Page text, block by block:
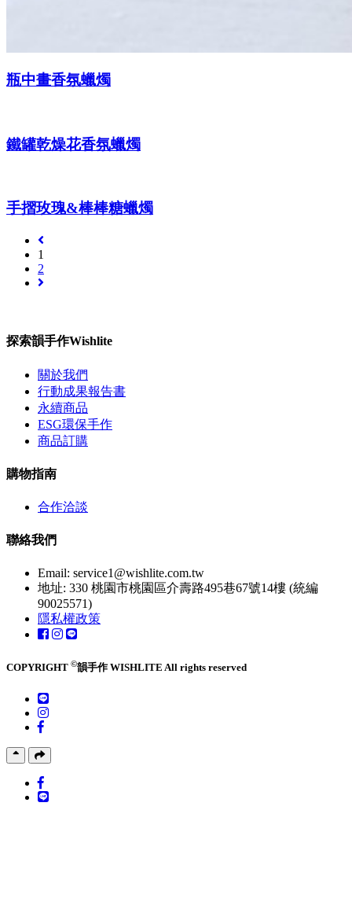
瓶中畫香氛蠟燭
鐵罐乾燥花香氛蠟燭
手摺玫瑰&棒棒糖蠟燭
1
2
探索韻手作Wishlite
關於我們
行動成果報告書
永續商品
ESG環保手作
商品訂購
購物指南
合作洽談
聯絡我們
Email: service1@wishlite.com.tw
地址: 330 桃園市桃園區介壽路495巷67號14樓 (統編
90025571)
隱私權政策
COPYRIGHT ©韻手作 WISHLITE All rights reserved